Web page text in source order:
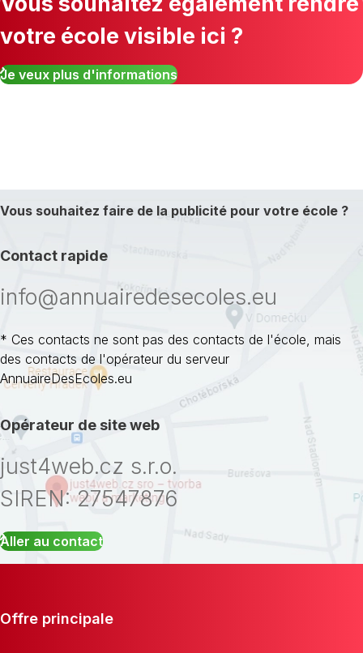
votre école visible ici ?
Je veux plus d'informations
Vous souhaitez faire de la publicité pour votre école ?
Contact rapide
info@annuairedesecoles.eu
* Ces contacts ne sont pas des contacts de l'école, mais
des contacts de l'opérateur du serveur
AnnuaireDesEcoles.eu
Opérateur de site web
just4web.cz s.r.o.
SIREN: 27547876
Aller au contact
Offre principale